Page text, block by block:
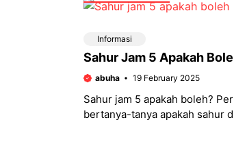
Informasi
Sahur Jam 5 Apakah
abuha 19 February 2025
Sahur jam 5 apakah boleh?
bertanya-tanya apakah sahur